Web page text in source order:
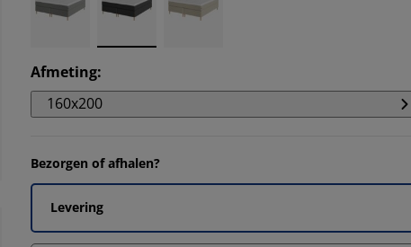
Afmeting:
160x200
Bezorgen of afhalen?
Levering